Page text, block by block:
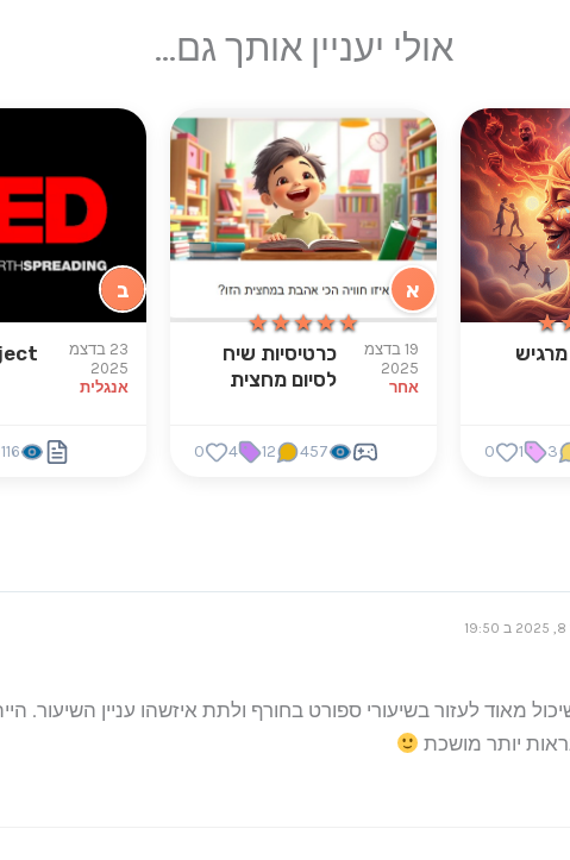
אולי יעניין אותך גם...
מרגיש
3
1
0
★★★★★
★★★★★
א
19 בדצמ
2025
אחר
כרטיסיות שיח
לסיום מחצית
457
12
4
0
ב
23 בדצמ
2025
אנגלית
116
מאוד לעזור בשיעורי ספורט בחורף ולתת איזשהו עניין השיעור.
יותר מושכת